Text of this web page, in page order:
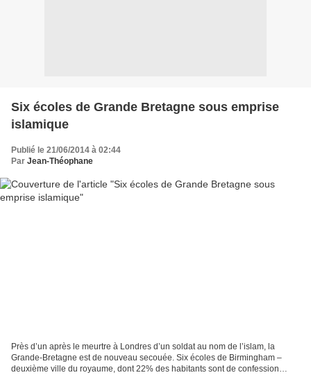
Six écoles de Grande Bretagne sous emprise
islamique
Publié le 21/06/2014 à 02:44
Par Jean-Théophane
Près d’un après le meurtre à Londres d’un soldat au nom de l’islam, la
Grande-Bretagne est de nouveau secouée. Six écoles de Birmingham –
deuxième ville du royaume, dont 22% des habitants sont de confession